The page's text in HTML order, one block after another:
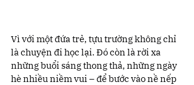
Vì với một đứa trẻ, tựu trường không chỉ
là chuyện đi học lại. Đó còn là rời xa
những buổi sáng thong thả, những ngày
hè nhiều niềm vui – để bước vào nề nếp